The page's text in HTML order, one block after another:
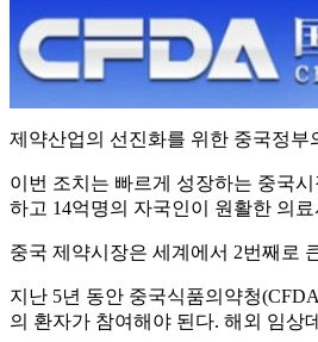
제약산업의 선진화를 위한 중국정
이번 조치는 빠르게 성장하는 중국
하고 14억명의 자국인이 원활한 의
중국 제약시장은 세계에서 2번째로
지난 5년 동안 중국식품의약청
의 환자가 참여해야 된다. 해외 임상